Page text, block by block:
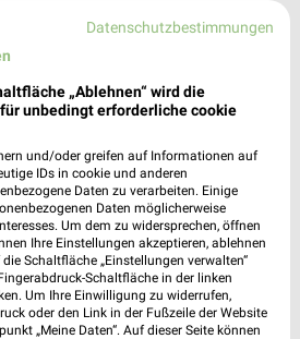
- 19:00 Uhr | Geöffnet
Baumarkt Magdeburg
131
- 19:00 Uhr | Geöffnet
Angebote: 2 Prospekte
Datenschutzbestimmungen
„Ablehnen“ wird die
unbedingt erforderliche cookie
und/oder greifen auf Informationen auf
IDs in cookie und anderen
Daten zu verarbeiten. Einige
Daten möglicherweise
Um dem zu widersprechen, öffnen
Ihre Einstellungen akzeptieren, ablehnen
Schaltfläche „Einstellungen verwalten“
Schaltfläche in der linken
Um Ihre Einwilligung zu widerrufen,
oder den Link in der Fußzeile der Website
„Meine Daten“. Auf dieser Seite können